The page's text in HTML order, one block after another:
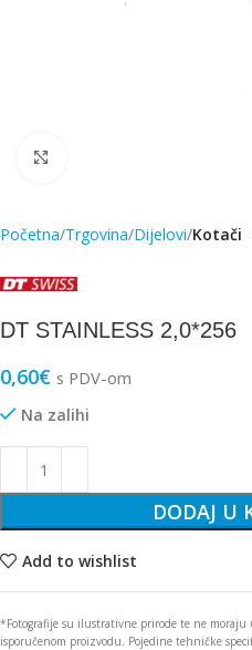
Početna Trgovina Dijelovi Kotači
DT STAINLESS 2,0*256
0,60€ s PDV-om
Na zalihi
DODAJ U
Add to wishlist
*Fotografije su ilustrativne prirode te ne moraju
isporučenom proizvodu. Pojedine tehničke